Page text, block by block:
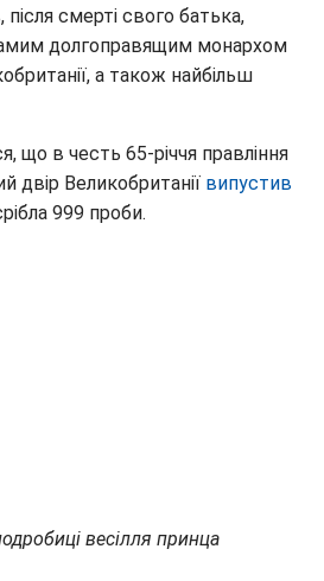
смерті свого батька,
долгоправящим монархом
а також найбільш
що в честь 65-річчя правління
двір Великобританії випустив
999 проби.
весілля принца